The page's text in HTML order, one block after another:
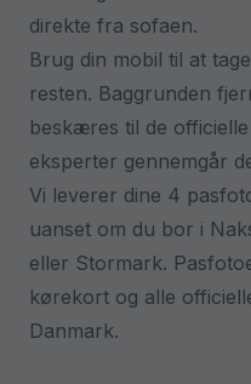
direkte fra sofaen.
Brug din mobil til at
resten. Baggrunden
beskæres til de
eksperter gennemgår
Vi leverer dine 4
uanset om du bor i
eller Stormark.
kørekort og alle
Danmark.